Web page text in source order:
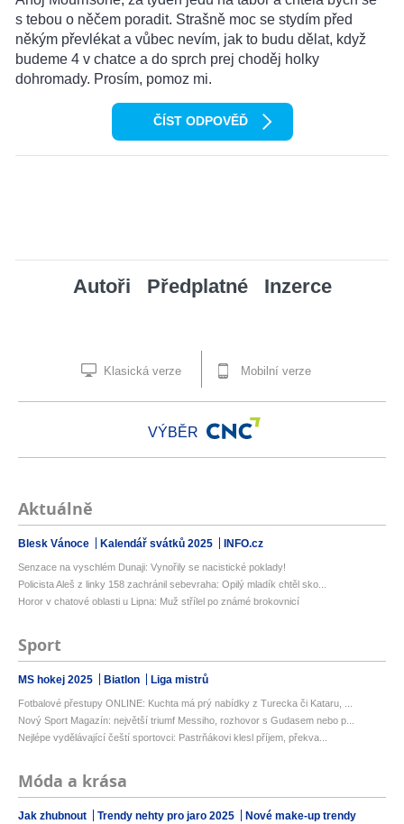
s tebou o něčem poradit. Strašně moc se stydím před
někým převlékat a vůbec nevím, jak to budu dělat, když
budeme 4 v chatce a do sprch prej choděj holky
dohromady. Prosím, pomoz mi.
ČÍST ODPOVĚĎ
Autoři Předplatné Inzerce
Klasická verze Mobilní verze
VÝBĚR
Aktuálně
Blesk Vánoce Kalendář svátků 2025 INFO.cz
Senzace na vyschlém Dunaji: Vynořily se nacistické poklady!
Policista Aleš z linky 158 zachránil sebevraha: Opilý mladík chtěl sko...
Horor v chatové oblasti u Lipna: Muž střílel po známé brokovnicí
Sport
MS hokej 2025 Biatlon Liga mistrů
Fotbalové přestupy ONLINE: Kuchta má prý nabídky z Turecka či Kataru, ...
Nový Sport Magazín: největší triumf Messiho, rozhovor s Gudasem nebo p...
Nejlépe vydělávající čeští sportovci: Pastrňákovi klesl příjem, překva...
Móda a krása
Jak zhubnout Trendy nehty pro jaro 2025 Nové make-up trendy